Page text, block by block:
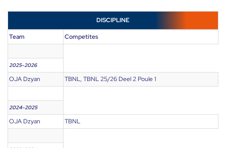
DISCIPLINE
Team Competites
2025-2026
OJA Dzyan TBNL, TBNL 25/26 Deel 2 Poule 1
2024-2025
OJA Dzyan TBNL